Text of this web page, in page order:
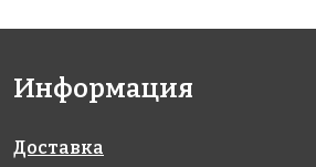
AKS067
Информация
Доставка